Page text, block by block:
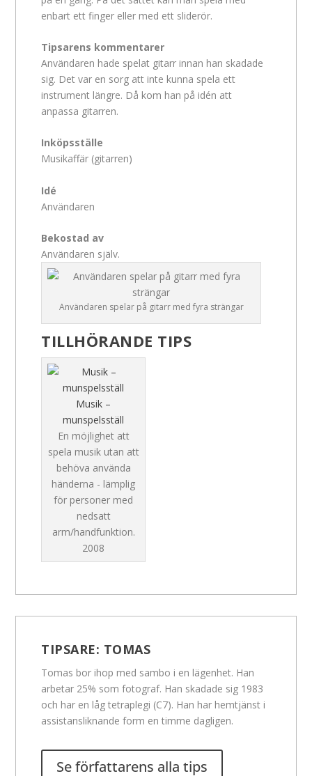
enbart ett finger eller med ett sliderör.
Tipsarens kommentarer
Användaren hade spelat gitarr innan han skadade
sig. Det var en sorg att inte kunna spela ett
instrument längre. Då kom han på idén att
anpassa gitarren.
Inköpsställe
Musikaffär (gitarren)
Idé
Användaren
Bekostad av
Användaren själv.
Användaren spelar på gitarr med fyra strängar
TILLHÖRANDE TIPS
Musik –
munspelsställ
En möjlighet att
spela musik utan att
behöva använda
händerna - lämplig
för personer med
nedsatt
arm/handfunktion.
2008
TIPSARE: TOMAS
Tomas bor ihop med sambo i en lägenhet. Han
arbetar 25% som fotograf. Han skadade sig 1983
och har en låg tetraplegi (C7). Han har hemtjänst i
assistansliknande form en timme dagligen.
Se författarens alla tips